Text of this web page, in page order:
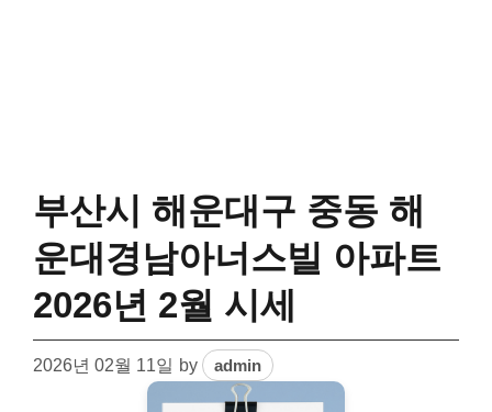
부산시 해운대구 중동 해
운대경남아너스빌 아파트
2026년 2월 시세
2026년 02월 11일 by admin